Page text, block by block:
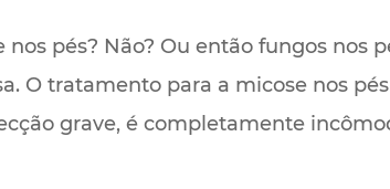
pés? Não? Ou então fungos nos
O tratamento para a micose nos
grave, é completamente